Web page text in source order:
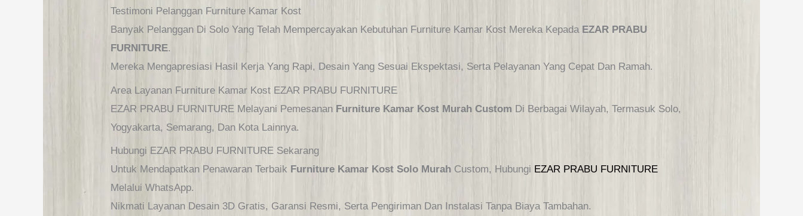
Testimoni Pelanggan Furniture Kamar Kost
Banyak Pelanggan Di Solo Yang Telah Mempercayakan Kebutuhan Furniture Kamar Kost Mereka Kepada EZAR PRABU
FURNITURE.
Mereka Mengapresiasi Hasil Kerja Yang Rapi, Desain Yang Sesuai Ekspektasi, Serta Pelayanan Yang Cepat Dan Ramah.
Area Layanan Furniture Kamar Kost EZAR PRABU FURNITURE
EZAR PRABU FURNITURE Melayani Pemesanan Furniture Kamar Kost Murah Custom Di Berbagai Wilayah, Termasuk Solo,
Yogyakarta, Semarang, Dan Kota Lainnya.
Hubungi EZAR PRABU FURNITURE Sekarang
Untuk Mendapatkan Penawaran Terbaik Furniture Kamar Kost Solo Murah Custom, Hubungi EZAR PRABU FURNITURE
Melalui WhatsApp.
Nikmati Layanan Desain 3D Gratis, Garansi Resmi, Serta Pengiriman Dan Instalasi Tanpa Biaya Tambahan.